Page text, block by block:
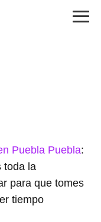
Puebla Puebla:
toda la
para que tomes
tiempo